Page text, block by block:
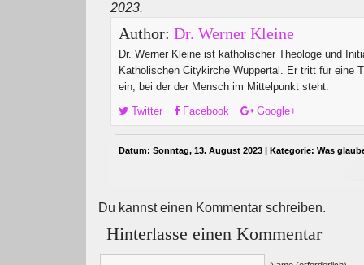
2023.
Author:Dr. Werner Kleine
Dr. Werner Kleine ist katholischer Theologe und
Katholischen Citykirche Wuppertal. Er tritt für eine
ein, bei der der Mensch im Mittelpunkt steht.
Twitter
Facebook Google+
Datum: Sonntag, 13. August 2023 | Kategorie: Was
Du kannst einen Kommentar schreiben.
Hinterlasse einen Kommentar